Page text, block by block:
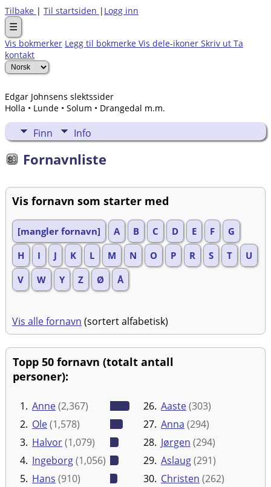
Tilbake | Til startsiden | Logg inn
☰
Vis bokmerker Legg til bokmerke Vis dele-ikoner Skriv ut Ta
kontakt
Edgar Johnsens slektssider
Holla • Lunde • Solum • Drangedal m.m.
Finn Info
Fornavnliste
Vis fornavn som starter med
[mangler fornavn] A B C D E F
G
H
I J K L M N O P R S T
U
V
W Y Z Ø Å
Vis alle fornavn (sortert alfabetisk)
Topp 50 fornavn (totalt antall
personer):
1. Anne(2,367)
2. Ole(1,578)
3. Halvor(1,079)
4. Ingeborg(1,056)
5. Hans (910)
26. Aaste(303)
27. Anna (294)
28. Jørgen (294)
29. Aslaug(291)
30. Christen (262)